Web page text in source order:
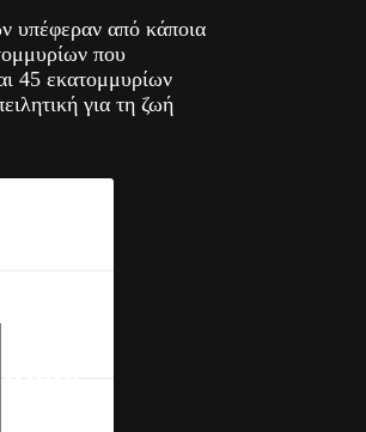
υπέφεραν από κάποια
που
45 εκατομμυρίων
για τη ζωή